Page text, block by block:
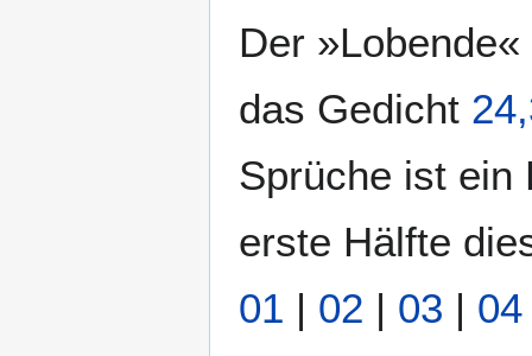
Der
das Gedicht
Sprüche ist ein
erste Hälfte
01 | 02 | 03 | 04